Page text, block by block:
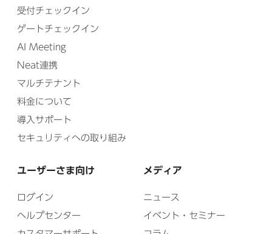
受付チェックイン
ゲートチェックイン
AI Meeting
Neat連携
マルチテナント
料金について
導入サポート
セキュリティへの取り組み
ユーザーさま向け
ログイン
ヘルプセンター
メディア
ニュース
イベント・セミナー